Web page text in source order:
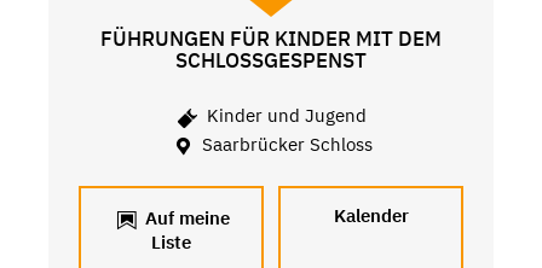
FÜHRUNGEN FÜR KINDER MIT DEM
SCHLOSSGESPENST
Kinder und Jugend
Saarbrücker Schloss
Auf meine
Liste
Kalender